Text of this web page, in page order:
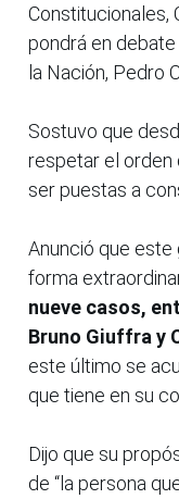
Constitucionales,
pondrá en
la Nación, Pedro
Sostuvo que
respetar el orden
ser puestas a
Anunció que este
forma
nueve casos,
Bruno Giuffra y
este último se
que tiene en su
Dijo que su
de “la persona